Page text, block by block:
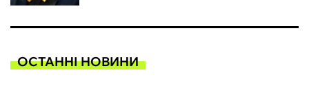
ОСТАННІ НОВИНИ